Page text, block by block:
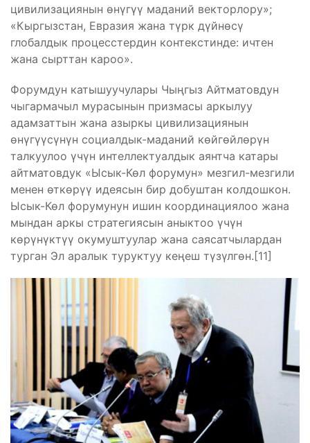
цивилизациянын өнүгүү маданий векторлору»;
«Кыргызстан, Евразия жана түрк дүйнөсү
глобалдык процесстердин контекстинде: ичтен
жана сырттан кароо».
Форумдун катышуучулары Чыңгыз Айтматовдун
чыгармачыл мурасынын призмасы аркылуу
адамзаттын жана азыркы цивилизациянын
өнүгүүсүнүн социалдык-маданий көйгөйлөрүн
талкуулоо үчүн интеллектуалдык аянтча катары
айтматовдук «Ысык-Көл форумун» мезгил-мезгили
менен өткөрүү идеясын бир добуштан колдошкон.
Ысык-Көл форумунун ишин координациялоо жана
мындан аркы стратегиясын аныктоо үчүн
көрүнүктүү окумуштуулар жана саясатчылардан
турган Эл аралык туруктуу кеңеш түзүлгөн.[11]